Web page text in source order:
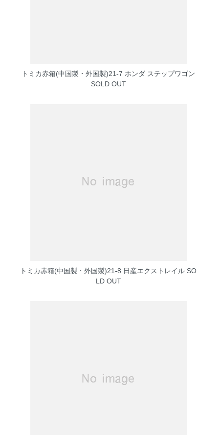
トミカ赤箱(中国製・外国製)21-7 ホンダ ステップワゴン
SOLD OUT
トミカ赤箱(中国製・外国製)21-8 日産エクストレイル SO
LD OUT